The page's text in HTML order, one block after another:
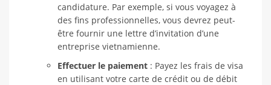
candidature. Par exemple, si vous voyagez à
des fins professionnelles, vous devrez peut-
être fournir une lettre d’invitation d’une
entreprise vietnamienne.
Effectuer le paiement : Payez les frais de visa
en utilisant votre carte de crédit ou de débit